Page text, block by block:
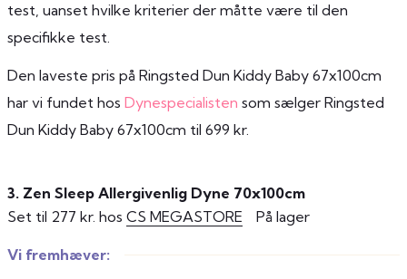
test, uanset hvilke kriterier der måtte være til den
specifikke test.
Den laveste pris på Ringsted Dun Kiddy Baby 67x100cm
har vi fundet hos Dynespecialisten som sælger Ringsted
Dun Kiddy Baby 67x100cm til 699 kr.
3. Zen Sleep Allergivenlig Dyne 70x100cm
Set til 277 kr. hos CS MEGASTORE På lager
Vi fremhæver: